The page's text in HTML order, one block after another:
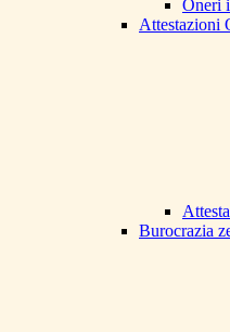
Oneri
Attestazioni
Burocrazia